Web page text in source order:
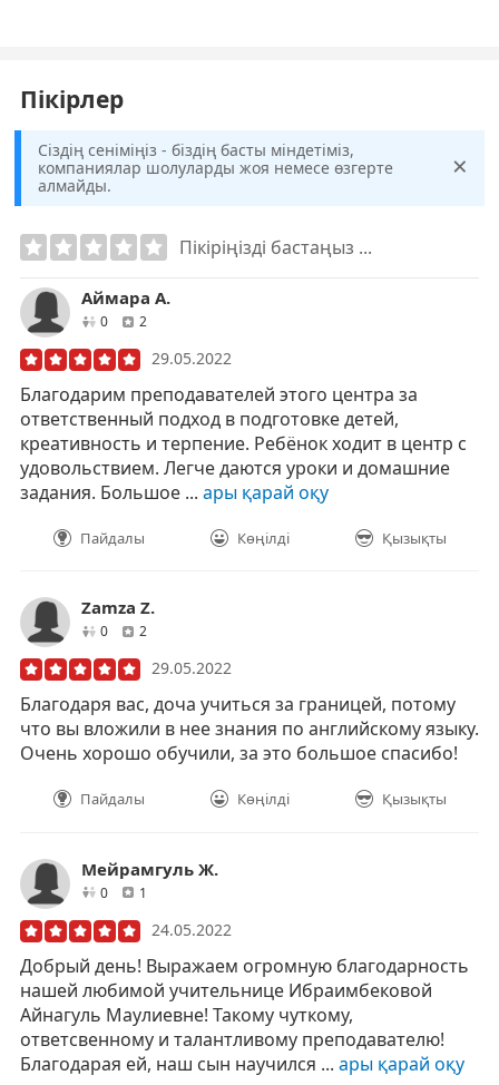
Пікірлер
Сіздің сеніміңіз - біздің басты міндетіміз,
компаниялар шолуларды жоя немесе өзгерте
алмайды.
×
Пікіріңізді бастаңыз ...
Аймара А.
0друзей
2
29.05.2022
Благодарим преподавателей этого центра за
ответственный подход в подготовке детей,
креативность и терпение. Ребёнок ходит в центр с
удовольствием. Легче даются уроки и домашние
задания. Большое ... ары қарай оқу
Пайдалы Көңілді Қызықты
Zamza Z.
0друзей
2
29.05.2022
Благодаря вас, доча учиться за границей, потому
что вы вложили в нее знания по английскому языку.
Очень хорошо обучили, за это большое спасибо!
Пайдалы Көңілді Қызықты
Мейрамгуль Ж.
0друзей1
24.05.2022
Добрый день! Выражаем огромную благодарность
нашей любимой учительнице Ибраимбековой
Айнагуль Маулиевне! Такому чуткому,
ответсвенному и талантливому преподавателю!
Благодарая ей, наш сын научился ... ары қарай оқу